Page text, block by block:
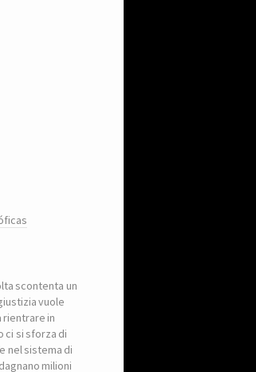
scontenta un
vuole
rientrare in
ci si sforza di
nel sistema di
milioni